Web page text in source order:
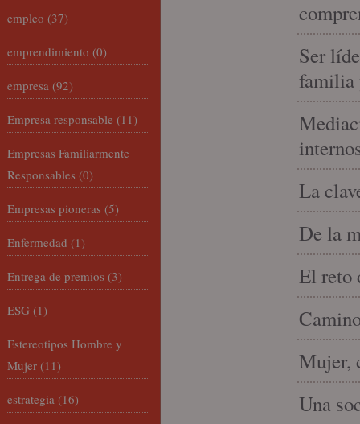
Ser
familia
La
De la
El reto
Mujer,
Una
empleo (37)
emprendimiento (0)
empresa (92)
Empresa responsable (11)
Empresas Familiarmente
Responsables (0)
Empresas pioneras (5)
Enfermedad (1)
Entrega de premios (3)
ESG (1)
Estereotipos Hombre y
Mujer (11)
estrategia (16)